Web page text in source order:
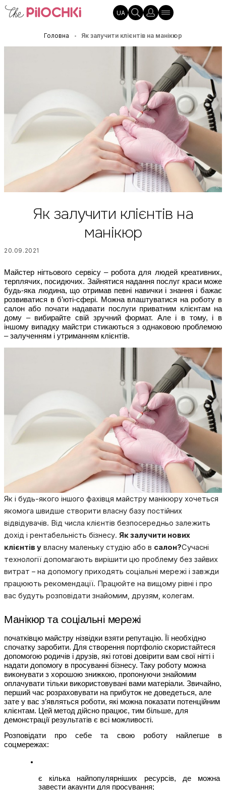
UA
Головна • Як залучити клієнтів на манікюр
Як залучити клієнтів на
манікюр
20.09.2021
Майстер нігтьового сервісу – робота для людей креативних,
терплячих, посидючих. Зайнятися надання послуг краси може
будь-яка людина, що отримав певні навички і знання і бажає
розвиватися в б’юті-сфері. Можна влаштуватися на роботу в
салон або почати надавати послуги приватним клієнтам на
дому – вибирайте свій зручний формат. Але і в тому, і в
іншому випадку майстри стикаються з однаковою проблемою
– залученням і утриманням клієнтів.
Як і будь-якого іншого фахівця майстру манікюру хочеться
якомога швидше створити власну базу постійних
відвідувачів. Від числа клієнтів безпосередньо залежить
дохід і рентабельність бізнесу. Як залучити нових
клієнтів у власну маленьку студію або в салон?Сучасні
технології допомагають вирішити цю проблему без зайвих
витрат – на допомогу приходять соціальні мережі і завжди
працюють рекомендації. Працюйте на вищому рівні і про
вас будуть розповідати знайомим, друзям, колегам.
Манікюр та соціальні мережі
початківцю майстру нізвідки взяти репутацію. Її необхідно
спочатку заробити. Для створення портфоліо скористайтеся
допомогою родичів і друзів, які готові довірити вам свої нігті і
надати допомогу в просуванні бізнесу. Таку роботу можна
виконувати з хорошою знижкою, пропонуючи знайомим
оплачувати тільки використовувані вами матеріали. Звичайно,
перший час розраховувати на прибуток не доведеться, але
зате у вас з’являться роботи, які можна показати потенційним
клієнтам. Цей метод дійсно працює, тим більше, для
демонстрації результатів є всі можливості.
Розповідати про себе та свою роботу найлегше в
соцмережах:
є кілька найпопулярніших ресурсів, де можна
завести акаунти для просування;